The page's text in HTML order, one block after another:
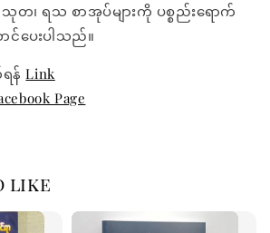
တ၊ ရသ စာအုပ်များကို ပစ္စည်းရောက်
ာင်ပေးပါသည်။
န်Link
Page
like